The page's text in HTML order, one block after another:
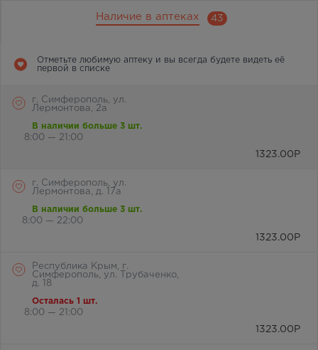
Наличие в аптеках 43
Отметьте любимую аптеку и вы всегда будете видеть её
первой в списке
г. Симферополь, ул.
Лермонтова, 2а
В наличии больше 3 шт.
8:00 — 21:00
1323.00 Р
г. Симферополь, ул.
Лермонтова, д. 17а
В наличии больше 3 шт.
8:00 — 22:00
1323.00 Р
Республика Крым, г.
Симферополь, ул. Трубаченко,
д. 18
Осталась 1 шт.
8:00 — 21:00
1323.00 Р